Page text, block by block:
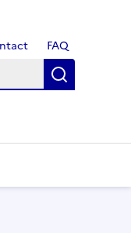
FAQ